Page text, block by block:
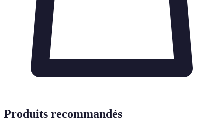
Produits recommandés